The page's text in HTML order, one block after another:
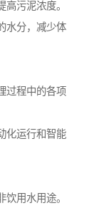
污泥浓度。
水分，减少体
过程中的各项
化运行和智能
用水用途。